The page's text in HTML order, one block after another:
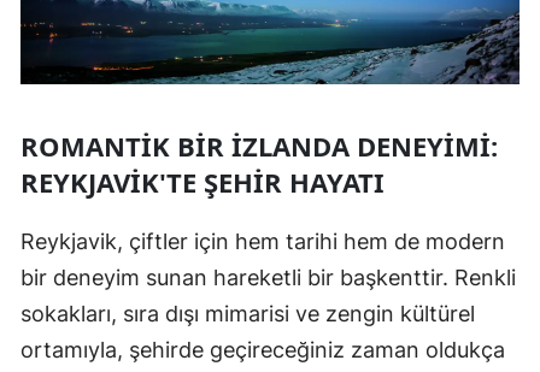
ROMANTIK BIR İZLANDA DENEYIMI:
REYKJAVIK'TE ŞEHIR HAYATI
Reykjavik, çiftler için hem tarihi hem de modern
bir deneyim sunan hareketli bir başkenttir. Renkli
sokakları, sıra dışı mimarisi ve zengin kültürel
ortamıyla, şehirde geçireceğiniz zaman oldukça